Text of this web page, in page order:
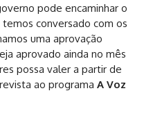
pode encaminhar o
conversado com os
uma aprovação
aprovado ainda no mês
possa valer a partir de
ao programa A Voz